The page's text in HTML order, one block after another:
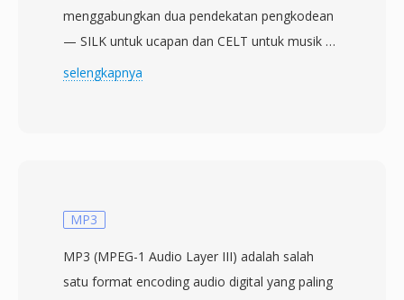
menggabungkan dua pendekatan pengkodean
— SILK untuk ucapan dan CELT untuk musik —
menjadi satu algoritma yang memadukan
kbps, dan segala sesuatu di antaranya. Format
sample rate hingga 48 kHz, dan ukuran frame
sekecil 2,5 ms, memberikannya latensi
selengkapnya
MP3
MP3 (MPEG-1 Audio Layer III) adalah salah
satu format encoding audio digital yang paling